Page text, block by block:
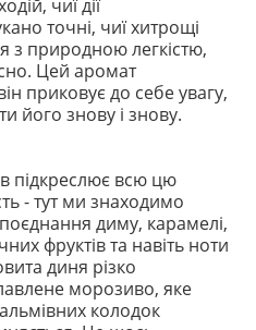
чиї дії
точні, чиї хитрощі
з природною легкістю,
Цей аромат
приковує до себе увагу,
його знову і знову.
підкреслює всю цю
- тут ми знаходимо
диму, карамелі,
фруктів та навіть ноти
диня різко
морозиво, яке
колодок